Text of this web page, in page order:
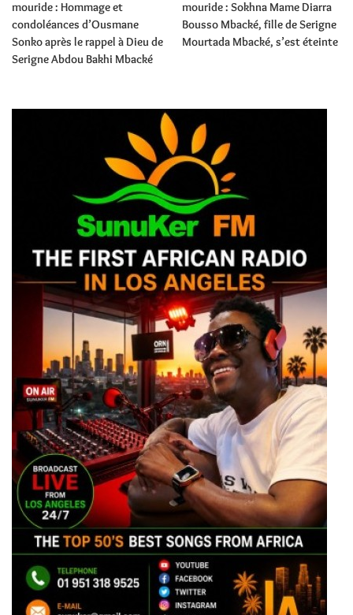
mouride : Hommage et
condoléances d’Ousmane
Sonko après le rappel à Dieu de
Serigne Abdou Bakhi Mbacké
mouride : Sokhna Mame Diarra
Bousso Mbacké, fille de Serigne
Mourtada Mbacké, s’est éteinte